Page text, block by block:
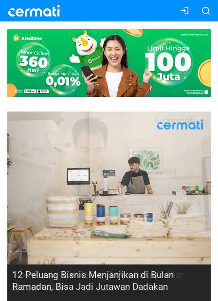
Tips Bisnis Kue Kering Banjir Orderan Biar
Lebaran Cuan